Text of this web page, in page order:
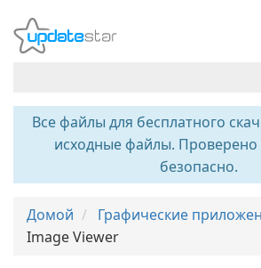
Все файлы для бесплатного
исходные файлы. Проверено
безопасно.
Домой Графические
Image Viewer